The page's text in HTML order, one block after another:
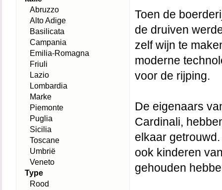
Toen de
de druiven
zelf wijn te
moderne
voor de rijping.
De eigenaars
Cardinali,
elkaar
ook kinderen
gehouden
Abruzzo
Alto Adige
Basilicata
Campania
Emilia-Romagna
Friuli
Lazio
Lombardia
Marke
Piemonte
Puglia
Sicilia
Toscane
Umbrië
Veneto
Type
Rood